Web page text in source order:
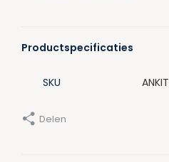
Productspecificaties
SKU ANKIT
Delen